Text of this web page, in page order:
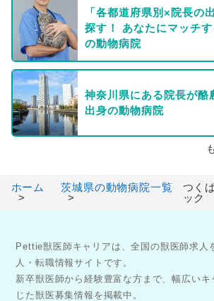
「各都道府県別×院長の
探す！ あなたにマッチ
の動物病院
神奈川県にある院長が酪
出身の動物病院
ホーム 茨城県の動物病院一覧
つく
ック
Pettie獣医師キャリアは、全国の獣医師求人
人・転職情報サイトです。
新卒獣医師から経験豊富な方まで、幅広い
じた獣医募集情報を掲載中。